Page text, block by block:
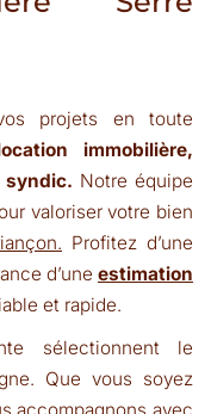
projets en toute
immobilière,
syndic. Notre équipe
valoriser votre bien
Profitez d’une
d’une estimation
et rapide.
sélectionnent le
Que vous soyez